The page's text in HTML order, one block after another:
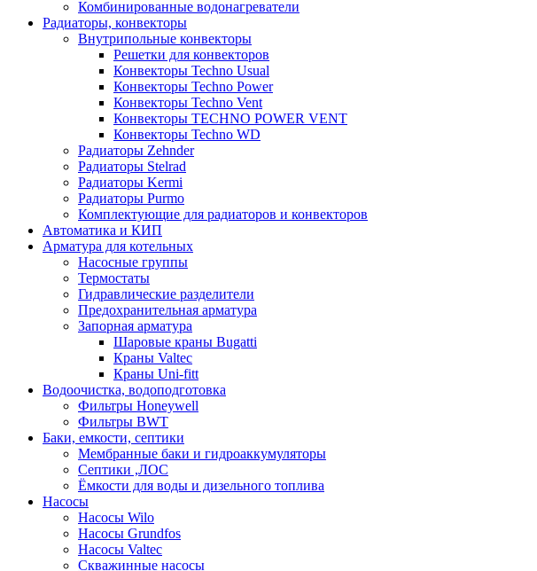
Комбинированные водонагреватели
Радиаторы, конвекторы
Внутрипольные конвекторы
Решетки для конвекторов
Конвекторы Techno Usual
Конвекторы Techno Power
Конвекторы Techno Vent
Конвекторы TECHNO POWER VENT
Конвекторы Techno WD
Радиаторы Zehnder
Радиаторы Stelrad
Радиаторы Kermi
Радиаторы Purmo
Комплектующие для радиаторов и конвекторов
Автоматика и КИП
Арматура для котельных
Насосные группы
Термостаты
Гидравлические разделители
Предохранительная арматура
Запорная арматура
Шаровые краны Bugatti
Краны Valtec
Краны Uni-fitt
Водоочистка, водоподготовка
Фильтры Honeywell
Фильтры BWT
Баки, емкости, септики
Мембранные баки и гидроаккумуляторы
Септики ,ЛОС
Ёмкости для воды и дизельного топлива
Насосы
Насосы Wilo
Насосы Grundfos
Насосы Valtec
Скважинные насосы